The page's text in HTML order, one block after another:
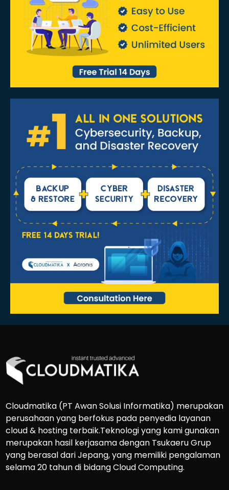
Cloudmatika (PT Awan Solusi Informatika) merupakan
perusahaan yang berfokus pada penyedia layanan
cloud & hosting terbaik.Teknologi yang kami gunakan
merupakan hasil kerjasama dengan Tsukaeru Grup
yang berasal dari Jepang, yang memiliki pengalaman
selama 20 tahun di bidang Cloud Computing.